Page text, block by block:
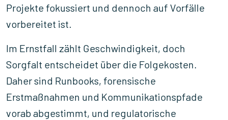
Projekte fokussiert und dennoch auf Vorfälle
vorbereitet ist.
Im Ernstfall zählt Geschwindigkeit, doch
Sorgfalt entscheidet über die Folgekosten.
Daher sind Runbooks, forensische
Erstmaßnahmen und Kommunikationspfade
vorab abgestimmt, und regulatorische